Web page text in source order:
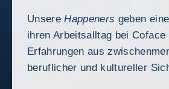
UnsereHappeners geben
ihren Arbeitsalltag bei
Erfahrungen aus
beruflicher und kultureller